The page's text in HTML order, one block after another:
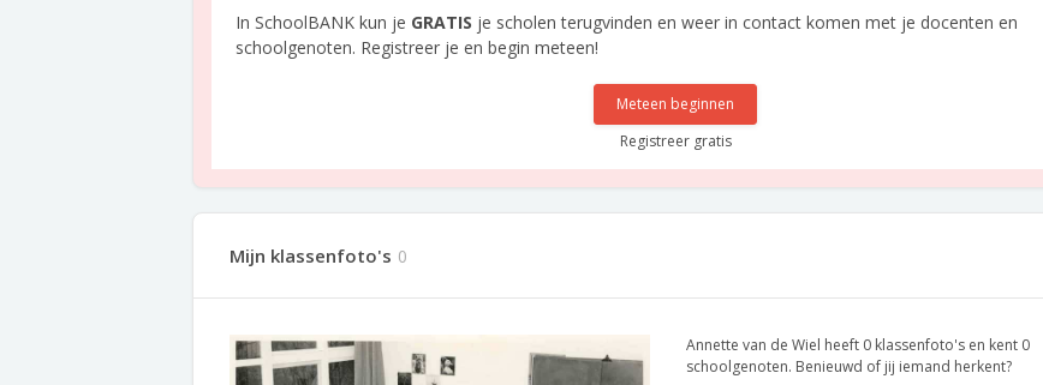
In SchoolBANK kun je GRATIS je scholen terugvinden en weer in contact komen met je docenten en
schoolgenoten. Registreer je en begin meteen!
Meteen beginnen
Registreer gratis
Mijn klassenfoto's 0
Annette van de Wiel heeft 0 klassenfoto's en kent 0
schoolgenoten. Benieuwd of jij iemand herkent?